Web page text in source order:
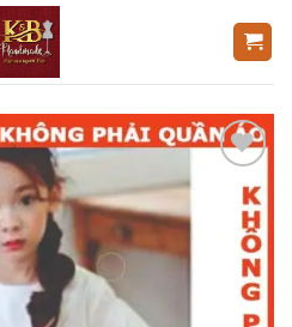
Add to
wishlist